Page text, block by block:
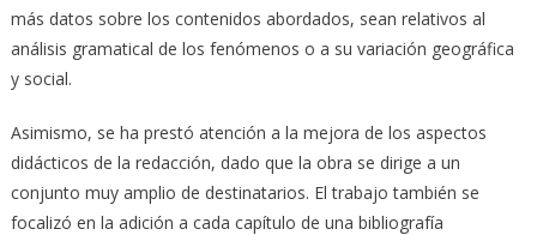
más datos sobre los contenidos abordados, sean relativos al
análisis gramatical de los fenómenos o a su variación geográfica
y social.
Asimismo, se ha prestó atención a la mejora de los aspectos
didácticos de la redacción, dado que la obra se dirige a un
conjunto muy amplio de destinatarios. El trabajo también se
focalizó en la adición a cada capítulo de una bibliografía